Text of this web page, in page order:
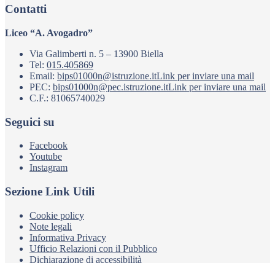
Contatti
Liceo “A. Avogadro”
Via Galimberti n. 5 – 13900 Biella
Tel: 015.405869
Email: bips01000n@istruzione.itLink per inviare una mail
PEC: bips01000n@pec.istruzione.itLink per inviare una mail
C.F.: 81065740029
Seguici su
Facebook
Youtube
Instagram
Sezione Link Utili
Cookie policy
Note legali
Informativa Privacy
Ufficio Relazioni con il Pubblico
Dichiarazione di accessibilità